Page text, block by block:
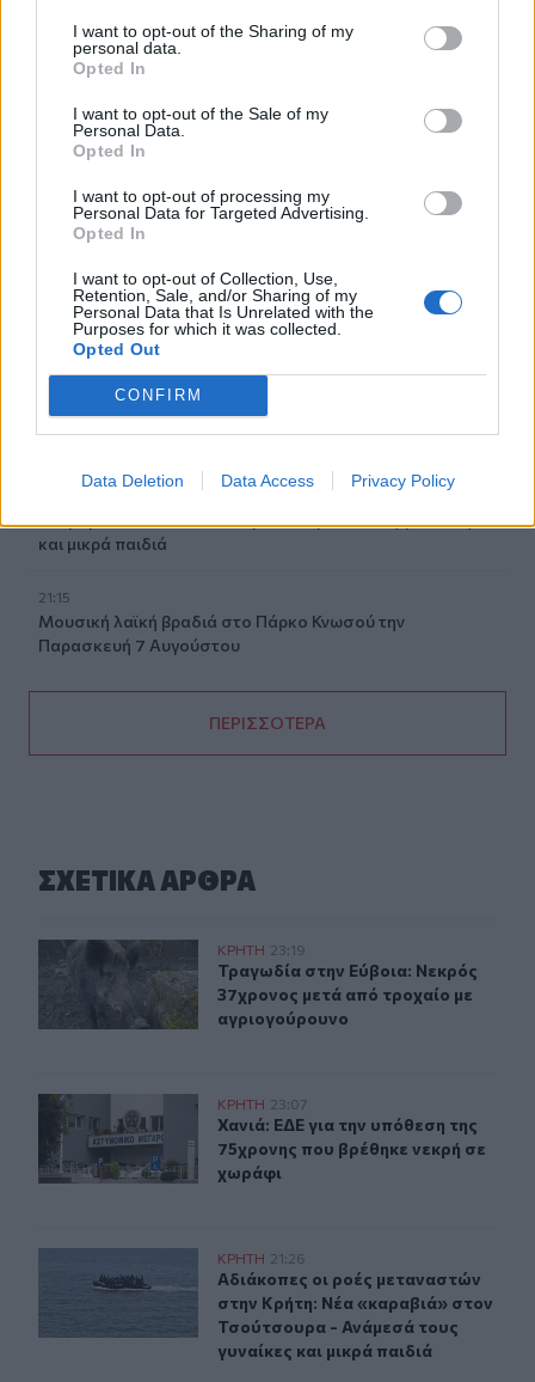
I want to opt-out of the Sharing of my
personal data.
Opted In
I want to opt-out of the Sale of my
Personal Data.
Opted In
I want to opt-out of processing my
Personal Data for Targeted Advertising.
Opted In
I want to opt-out of Collection, Use,
Retention, Sale, and/or Sharing of my
Personal Data that Is Unrelated with the
Purposes for which it was collected.
Opted Out
CONFIRM
Data Deletion Data Access Privacy Policy
22:05
Τζόκερ: Αυτοί είναι οι τυχεροί αριθμοί που κερδίζουν
Συρία: Βόμβα εξερράγη σε λεωφορείο κοντά στη
Δαμασκό – Τουλάχιστον 2 νεκροί και 13 τραυματίες
Απίστευτο περιστατικό σε αγώνα μπέιζμπολ: Μπαστούνι
παίκτη εκτοξεύτηκε στις κερκίδες και τραυμάτισε θεατή
- Δείτε βίντεο
Γκουτέρες: Άμεσος τερματισμός των επιθέσεων κατά
αμάχων σε Ουκρανία και Ρωσία
Αδιάκοπες οι ροές μεταναστών στην Κρήτη: Νέα
και μικρά παιδιά
21:15
Μουσική λαϊκή βραδιά στο Πάρκο Κνωσού την
Παρασκευή 7 Αυγούστου
ΠΕΡΙΣΣΟΤΕΡΑ
ΣΧΕΤΙΚA AΡΘΡΑ
Τραγωδία στην Εύβοια: Νεκρός 37χρονος μετά από
ΚΡΗΤΗ 23:19
Τραγωδία στην Εύβοια: Νεκρός
Τραγωδία στην Εύβοια: Νεκρός
37χρονος μετά από τροχαίο με
αγριογούρουνο
Χανιά: ΕΔΕ για την υπόθεση της 75χρονης που βρέθηκε
ΚΡΗΤΗ 23:07
Χανιά: ΕΔΕ για την υπόθεση της
Χανιά: ΕΔΕ για την υπόθεση της
75χρονης που βρέθηκε νεκρή σε
χωράφι
Αδιάκοπες οι ροές μεταναστών στην Κρήτη: Νέα
ΚΡΗΤΗ 21:26
Αδιάκοπες οι ροές μεταναστών
Αδιάκοπες οι ροές μεταναστών
στην Κρήτη: Νέα «καραβιά» στον
Τσούτσουρα - Ανάμεσά τους
γυναίκες και μικρά παιδιά